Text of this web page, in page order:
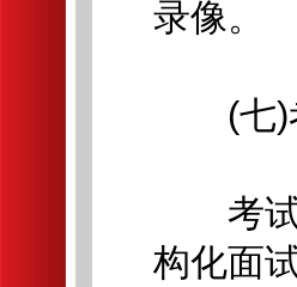
录像。
(七)
考试
构化面